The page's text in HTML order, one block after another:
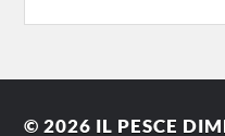
© 2026 IL PESCE